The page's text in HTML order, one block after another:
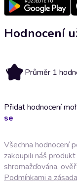
Hodnocení
5 Průměr 1
Přidat hodnocení
se
Všechna hodnocení
zakoupili náš
shromažďována,
Podmínkami a